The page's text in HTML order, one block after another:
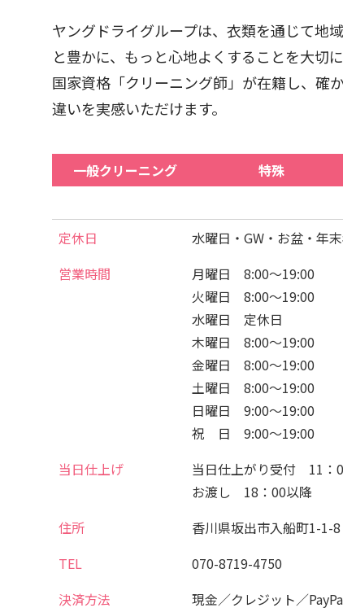
ヤングドライグループは、衣類を通じて地
と豊かに、もっと心地よくすることを大切
国家資格「クリーニング師」が在籍し、確
違いを実感いただけます。
一般クリーニング 特殊
定休日
水曜日・GW・お盆・年
営業時間
月曜日 8:00～19:00
火曜日 8:00～19:00
水曜日 定休日
木曜日 8:00～19:00
金曜日 8:00～19:00
土曜日 8:00～19:00
日曜日 9:00～19:00
祝 日 9:00～19:00
当日仕上げ
当日仕上がり受付 11：
お渡し 18：00以降
住所
香川県坂出市入船町1-1-8
TEL
070-8719-4750
決済方法
現金／クレジット／